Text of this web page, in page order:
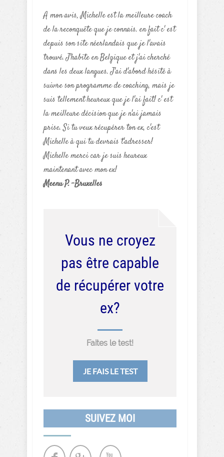
A mon avis, Michelle est la meilleure coach
de la reconquête que je connais. en fait c' est
depuis son site néerlandais que je l'avais
trouvé. J'habite en Belgique et j'ai cherché
dans les deux langues. J'ai d'abord hésité à
suivre son programme de coaching, mais je
suis tellement heureux que je l'ai fait! c' est
la meilleure décision que je n'ai jamais
prise. Si tu veux récupérer ton ex, c'est
Michelle à qui tu devrais t'adresser!
Michelle merci car je suis heureux
maintenant avec mon ex!
Meenu P. -Bruxelles
Vous ne croyez
pas être capable
de récupérer votre
ex?
Faites le test!
JE FAIS LE TEST
SUIVEZ MOI